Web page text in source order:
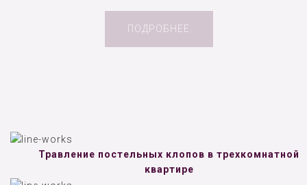
ПОДРОБНЕЕ
Травление постельных клопов в трехкомнатной
квартире